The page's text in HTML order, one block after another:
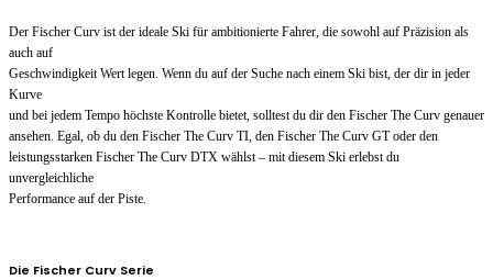
Der Fischer Curv ist der ideale Ski für ambitionierte Fahrer, die sowohl auf Präzision als
auch auf
Geschwindigkeit Wert legen. Wenn du auf der Suche nach einem Ski bist, der dir in jeder
Kurve
und bei jedem Tempo höchste Kontrolle bietet, solltest du dir den Fischer The Curv genauer
ansehen. Egal, ob du den Fischer The Curv TI, den Fischer The Curv GT oder den
leistungsstarken Fischer The Curv DTX wählst – mit diesem Ski erlebst du
unvergleichliche
Performance auf der Piste.
Die Fischer Curv Serie